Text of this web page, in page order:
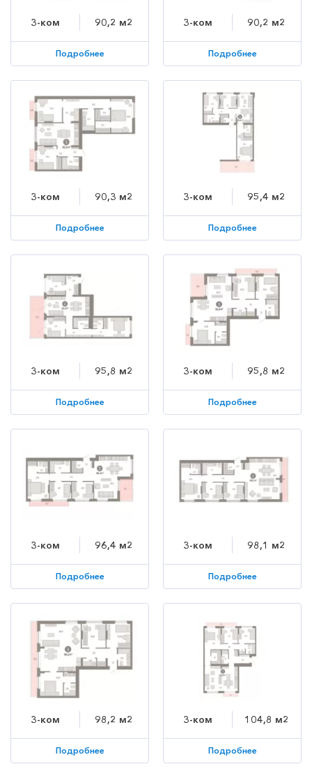
3-ком 90,2 м2
Подробнее
3-ком 90,2 м2
Подробнее
3-ком 90,3 м2
Подробнее
3-ком 95,4 м2
Подробнее
3-ком 95,8 м2
Подробнее
3-ком 95,8 м2
Подробнее
3-ком 96,4 м2
Подробнее
3-ком 98,1 м2
Подробнее
3-ком 98,2 м2
Подробнее
3-ком 104,8 м2
Подробнее